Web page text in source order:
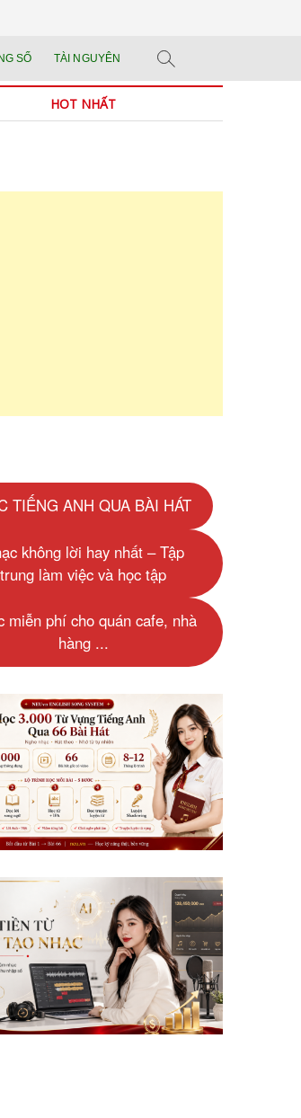
thời đại AI
SỐ TÀI NGUYÊN
HOT NHẤT
TIẾNG ANH QUA BÀI HÁT
không lời hay nhất – Tập
trung làm việc và học tập
miễn phí cho quán cafe, nhà
hàng ...